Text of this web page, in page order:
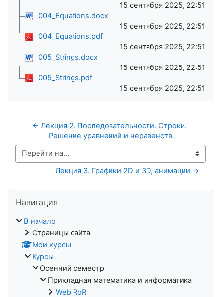
15 сентября 2025, 22:51
004_Equations.docx
15 сентября 2025, 22:51
004_Equations.pdf
15 сентября 2025, 22:51
005_Strings.docx
15 сентября 2025, 22:51
005_Strings.pdf
15 сентября 2025, 22:51
← Лекция 2. Последовательности. Строки.
Решение уравнений и неравенств
Перейти на...
Лекция 3. Графики 2D и 3D, анимации →
Навигация
В начало
Страницы сайта
Мои курсы
Курсы
Осенний семестр
Прикладная математика и информатика
Web RoR